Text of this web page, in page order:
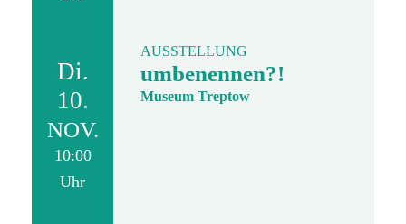
Di.
10.
NOV.
10:00
Uhr
AUSSTELLUNG
umbenennen?!
Museum Treptow